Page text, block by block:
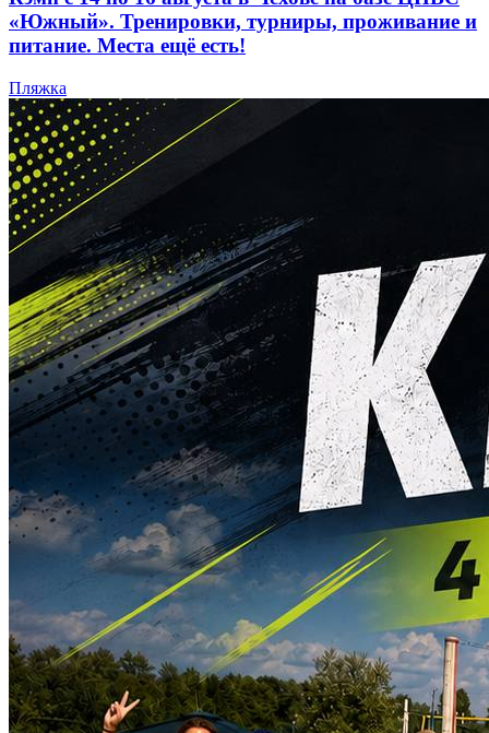
«Южный». Тренировки, турниры, проживание и
питание. Места ещё есть!
Пляжка